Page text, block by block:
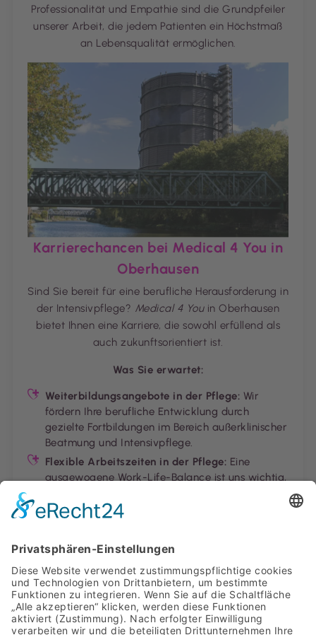
Professionalität und Empathie sind die Grundpfeiler
unserer Arbeit, die jedem Patienten ein Höchstmaß
an Lebensqualität ermöglichen.
Karrierechancen bei Medical 4 You in
Oberhausen
Sind Sie bereit für eine berufliche Herausforderung in
der Intensivpflege? Medical 4 Youin Oberhausen
bietet Ihnen eine Karriere, die sowohl erfüllend als
auch zukunftsorientiert ist.
Was Sie erwartet:
Weiterbildungsangebote in der Pflege: Wir
fördern Ihre berufliche Entwicklung durch
gezielte Fortbildungen im Bereich außerklinischer
Beatmung und Intensivpflege.
Flexible Arbeitszeiten in der Pflege: Eine
ausgewogene Work-Life-Balance ist uns wichtig,
Moderne Arbeitsbedingungen:
und gegenseitige Wertschätzung.
Berufseinsteiger oder erfahrene Pflegekraft – bei
uns finden Sie Ihren Platz.
Gemeinsam für beste Pflege und